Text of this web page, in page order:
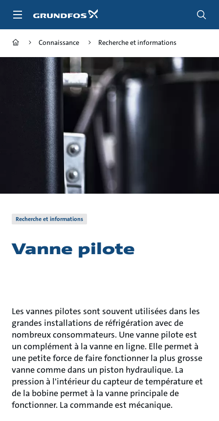
Connaissance Recherche et informations
Recherche et informations
Vanne pilote
Les vannes pilotes sont souvent utilisées dans les
grandes installations de réfrigération avec de
nombreux consommateurs. Une vanne pilote est
un complément à la vanne en ligne. Elle permet à
une petite force de faire fonctionner la plus grosse
vanne comme dans un piston hydraulique. La
pression à l'intérieur du capteur de température et
de la bobine permet à la vanne principale de
fonctionner. La commande est mécanique.